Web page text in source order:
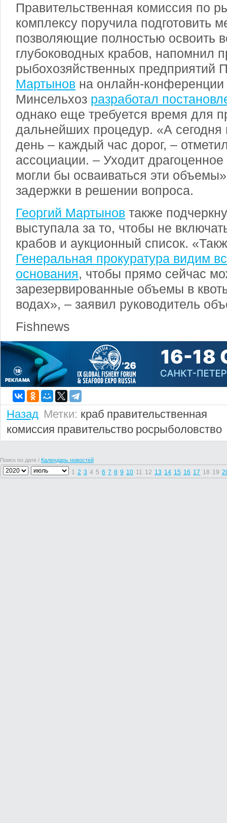
Правительственная комиссия по
комплексу поручила подготовить
позволяющие полностью освоить
глубоководных крабов, напомнил
рыбохозяйственных предприятий
Мартынов на онлайн-
Минсельхоз разработал
однако еще требуется время для
дальнейших процедур. «А сегодня
день – каждый час дорог, –
ассоциации. – Уходит
могли бы осваиваться эти
задержки в решении вопроса.
Георгий Мартынов также
выступала за то, чтобы не
крабов и аукционный список.
Генеральная прокуратура видим
основания, чтобы прямо сейчас
зарезервированные объемы в
водах», – заявил руководитель
Fishnews
Назад Метки: краб правительственная
комиссия правительство росрыболовство
Поиск по дате / Календарь новостей
1 2 3 4 5 6 7 8 9 10 11 12 13 14 15 16 17 18 19